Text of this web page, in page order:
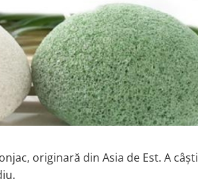
originară din Asia de Est. A